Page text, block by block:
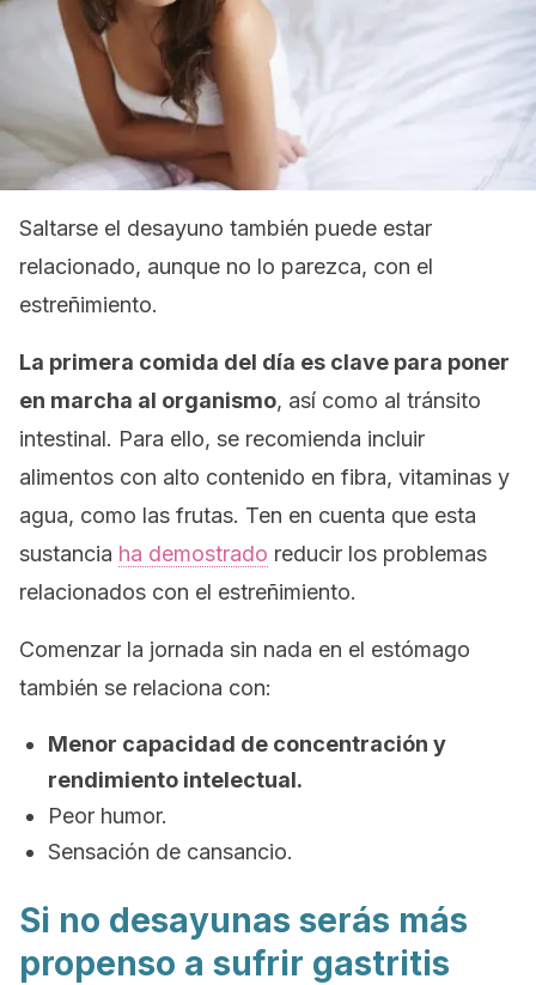
Saltarse el desayuno también puede estar
relacionado, aunque no lo parezca, con el
estreñimiento.
La primera comida del día es clave para poner
en marcha al organismo, así como al tránsito
intestinal. Para ello, se recomienda incluir
alimentos con alto contenido en fibra, vitaminas y
agua, como las frutas. Ten en cuenta que esta
sustancia ha demostrado reducir los problemas
relacionados con el estreñimiento.
Comenzar la jornada sin nada en el estómago
también se relaciona con:
Menor capacidad de concentración y
rendimiento intelectual.
Peor humor.
Sensación de cansancio.
Si no desayunas serás más
propenso a sufrir gastritis